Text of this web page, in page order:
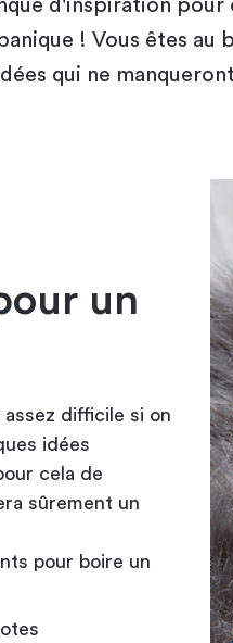
d'inspiration
! Vous êtes
qui ne
un
difficile si on
idées
cela de
sûrement un
pour boire un